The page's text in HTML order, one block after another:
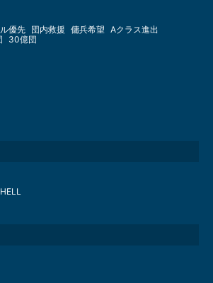
優先 団内救援 傭兵希望 Aクラス進出
30億団
HELL